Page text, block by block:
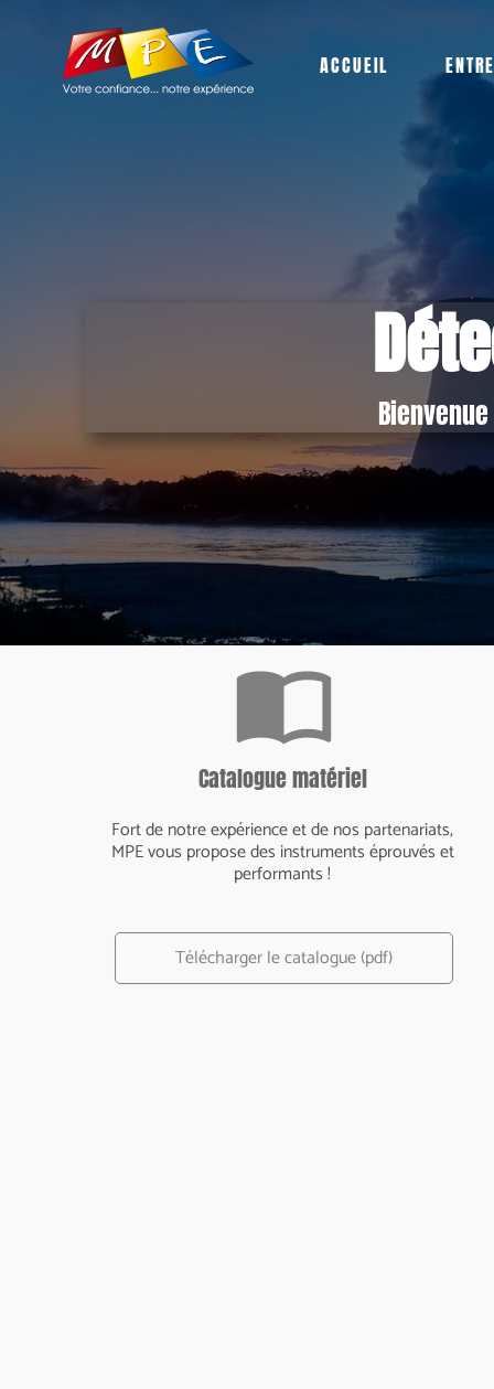
ACCUEIL
import_contacts
Catalogue matériel
Fort de notre expérience et de nos partenariats,
MPE vous propose des instruments éprouvés et
performants !
Télécharger le catalogue (pdf)